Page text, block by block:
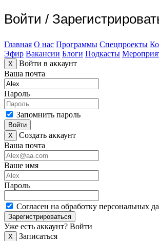
Войти /
Главная О нас Программы Спецпроекты
Эфир Вакансии Блоги Подкасты
X
Войти в аккаунт
Ваша почта
Пароль
Запомнить пароль
Войти
X
Создать аккаунт
Ваша почта
Ваше имя
Пароль
Согласен на обработку персональных
Зарегистрироваться
Уже есть аккаунт? Войти
X
Записаться